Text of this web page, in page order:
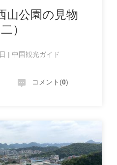
山公園の見物
二）
| 中国観光ガイド
コメント(0)